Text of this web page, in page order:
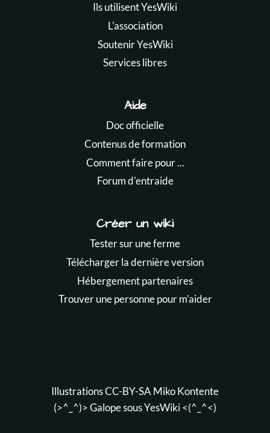
Ils utilisent YesWiki
L'association
Soutenir YesWiki
Services libres
Aide
Doc officielle
Contenus de formation
Comment faire pour ...
Forum d'entraide
Créer un wiki
Tester sur une ferme
Télécharger la dernière version
Hébergement partenaires
Trouver une personne pour m'aider
Illustrations CC-BY-SAMiko Kontente
(>^_^)> Galope sousYesWiki<(^_^<)